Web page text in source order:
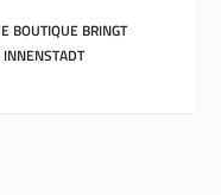
BOUTIQUE BRINGT